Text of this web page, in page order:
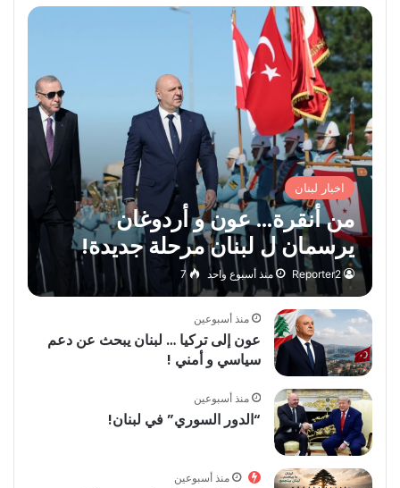
اخبار لبنان
من أنقرة… عون و أردوغان
يرسمان ل لبنان مرحلة جديدة!
Reporter2 منذ أسبوع واحد 7
منذ أسبوعين
عون إلى تركيا … لبنان يبحث عن دعم
سياسي و أمني !
منذ أسبوعين
“الدور السوري” في لبنان!
منذ أسبوعين